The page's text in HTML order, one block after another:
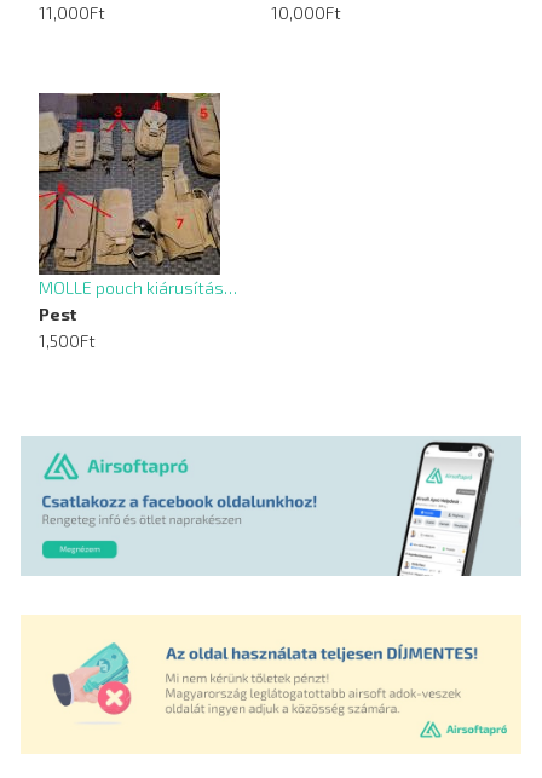
11,000Ft
10,000Ft
MOLLE pouch kiárusítás…
Pest
1,500Ft